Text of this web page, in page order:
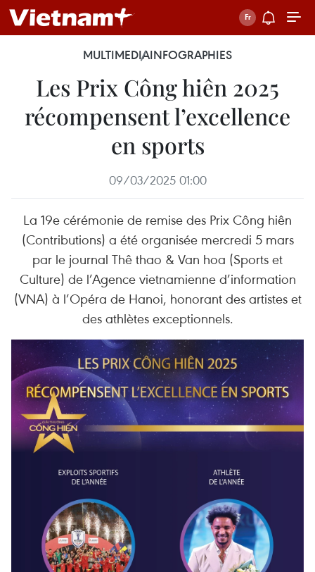
MULTIMEDIAINFOGRAPHIES
Les Prix Công hiên 2025
récompensent l’excellence
en sports
09/03/2025 01:00
La 19e cérémonie de remise des Prix Công hiên
(Contributions) a été organisée mercredi 5 mars
par le journal Thê thao & Van hoa (Sports et
Culture) de l’Agence vietnamienne d’information
(VNA) à l’Opéra de Hanoi, honorant des artistes et
des athlètes exceptionnels.